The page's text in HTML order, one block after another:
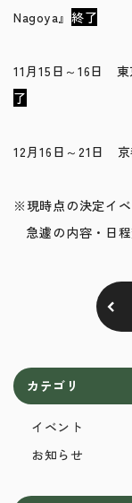
Nagoya』 終了
11月15日～16日 東
了
12月16日～21日
※現時点の決定イ
急遽の内容・日
カテゴリ
イベント
お知らせ